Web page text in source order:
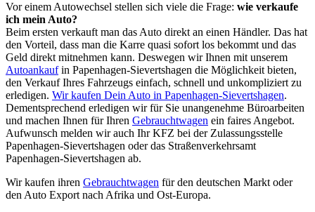
Vor einem Autowechsel stellen sich viele die Frage: wie verkaufe
ich mein Auto?
Beim ersten verkauft man das Auto direkt an einen Händler. Das hat
den Vorteil, dass man die Karre quasi sofort los bekommt und das
Geld direkt mitnehmen kann. Deswegen wir Ihnen mit unserem
Autoankaufin Papenhagen-Sievertshagen die Möglichkeit bieten,
den Verkauf Ihres Fahrzeugs einfach, schnell und unkompliziert zu
erledigen. Wir kaufen Dein Auto in Papenhagen-Sievertshagen.
Dementsprechend erledigen wir für Sie unangenehme Büroarbeiten
und machen Ihnen für Ihren Gebrauchtwagen ein faires Angebot.
Aufwunsch melden wir auch Ihr KFZ bei der Zulassungsstelle
Papenhagen-Sievertshagen oder das Straßenverkehrsamt
Papenhagen-Sievertshagen ab.
Wir kaufen ihren Gebrauchtwagen für den deutschen Markt oder
den Auto Export nach Afrika und Ost-Europa.